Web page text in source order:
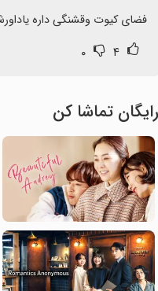
فضای کیوت وقشنگی داره
۴ ۰
رایگان تماشا کن